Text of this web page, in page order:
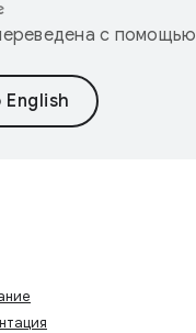
с помощью